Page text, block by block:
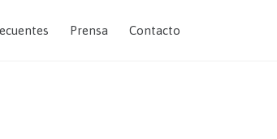
Prensa Contacto